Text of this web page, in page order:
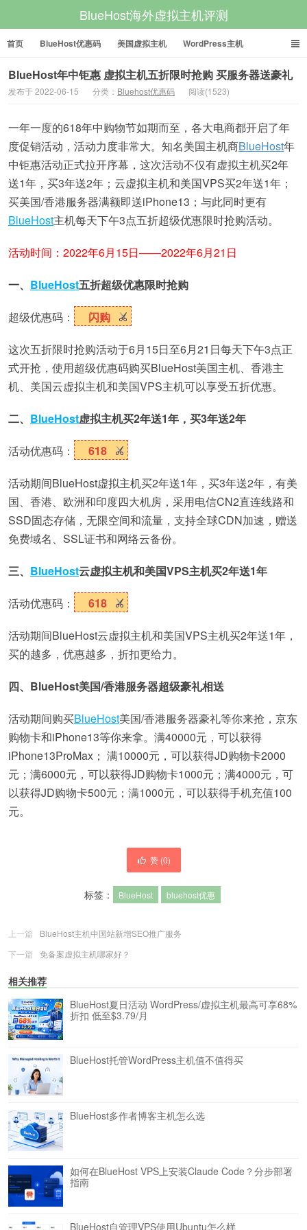
BlueHost海外虚拟主机评测
首页 BlueHost优惠码 美国虚拟主机 WordPress主机
美国VPS 美国服务器
BlueHost年中钜惠 虚拟主机五折限时抢购 买服务器送豪礼
发布于 2022-06-15 分类： Bluehost优惠码 阅读(1523)
一年一度的618年中购物节如期而至，各大电商都开启了年
度促销活动，活动力度非常大。知名美国主机商BlueHost年
中钜惠活动正式拉开序幕，这次活动不仅有虚拟主机买2年
送1年，买3年送2年；云虚拟主机和美国VPS买2年送1年；
买美国/香港服务器满额即送iPhone13；与此同时更有
BlueHost主机每天下午3点五折超级优惠限时抢购活动。
活动时间：2022年6月15日——2022年6月21日
一、 BlueHost五折超级优惠限时抢购
超级优惠码： 闪购
这次五折限时抢购活动于6月15日至6月21日每天下午3点正
式开抢，使用超级优惠码购买BlueHost美国主机、香港主
机、美国云虚拟主机和美国VPS主机可以享受五折优惠。
二、 BlueHost虚拟主机买2年送1年，买3年送2年
活动优惠码： 618
活动期间BlueHost虚拟主机买2年送1年，买3年送2年，有美
国、香港、欧洲和印度四大机房，采用电信CN2直连线路和
SSD固态存储，无限空间和流量，支持全球CDN加速，赠送
免费域名、SSL证书和网络云备份。
三、 BlueHost云虚拟主机和美国VPS主机买2年送1年
活动优惠码： 618
活动期间BlueHost云虚拟主机和美国VPS主机买2年送1年，
买的越多，优惠越多，折扣更给力。
四、BlueHost美国/香港服务器超级豪礼相送
活动期间购买BlueHost美国/香港服务器豪礼等你来抢，京东
购物卡和iPhone13等你来拿。满40000元，可以获得
iPhone13ProMax； 满10000元，可以获得JD购物卡2000
元；满6000元，可以获得JD购物卡1000元；满4000元，可
以获得JD购物卡500元；满1000元，可以获得手机充值100
元。
赞 (0)
标签： BlueHost bluehost优惠
上一篇
BlueHost主机中国站新增SEO推广服务
下一篇
免备案虚拟主机哪家好？
相关推荐
BlueHost夏日活动 WordPress/虚拟主机最高可享68%
折扣 低至$3.79/月
BlueHost托管WordPress主机值不值得买
BlueHost多作者博客主机怎么选
如何在BlueHost VPS上安装Claude Code？分步部署
指南
BlueHost自管理VPS使用Ubuntu怎么样